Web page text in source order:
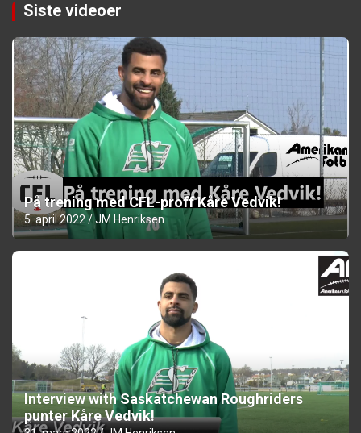
Siste videoer
På trening med CFL-proff Kåre Vedvik!
5. april 2022 JM Henriksen
Interview with Saskatchewan Roughriders
punter Kåre Vedvik!